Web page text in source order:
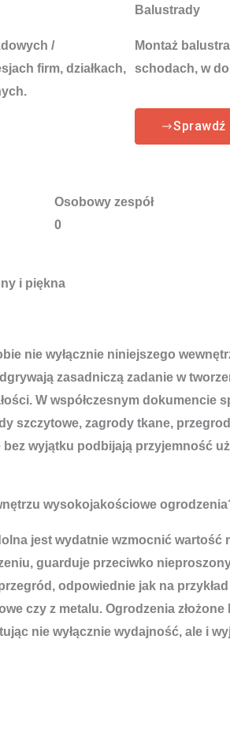
/
firm, działkach,
Balustrady
Montaż
schodach, w
Sprawdź
Osobowy zespół
0
i piękna
nie wyłącznie niniejszego
zasadniczą zadanie w
W współczesnym
szczytowe, zagrody tkane,
wyjątku podbijają przyjemność
wysokojakościowe
jest wydatnie wzmocnić
guarduje przeciwko
odpowiednie jak na
czy z metalu. Ogrodzenia
nie wyłącznie wydajność, ale i